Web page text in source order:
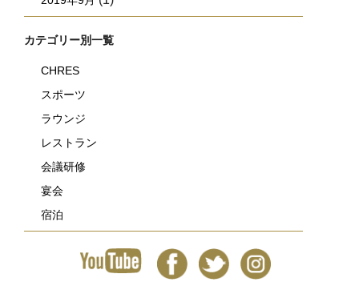
カテゴリー別一覧
CHRES
スポーツ
ラウンジ
レストラン
会議研修
宴会
宿泊